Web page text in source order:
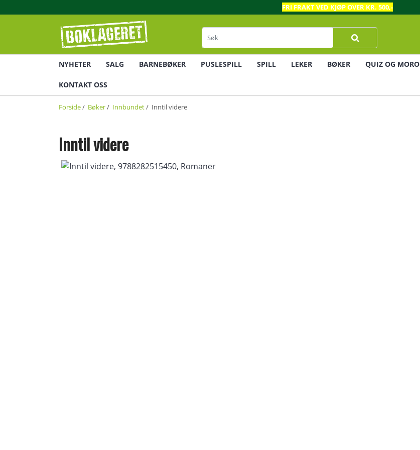
FRI FRAKT VED KJØP OVER KR. 500,-
NYHETER SALG BARNEBØKER PUSLESPILL SPILL LEKER BØKER QUIZ OG MORO
KONTAKT OSS
Forside/ Bøker/ Innbundet/ Inntil videre
Inntil videre